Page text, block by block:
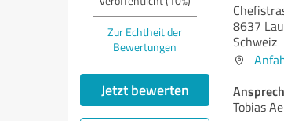
Zur Echtheit der
Bewertungen
Jetzt bewerten
8637
Schweiz
Tobias